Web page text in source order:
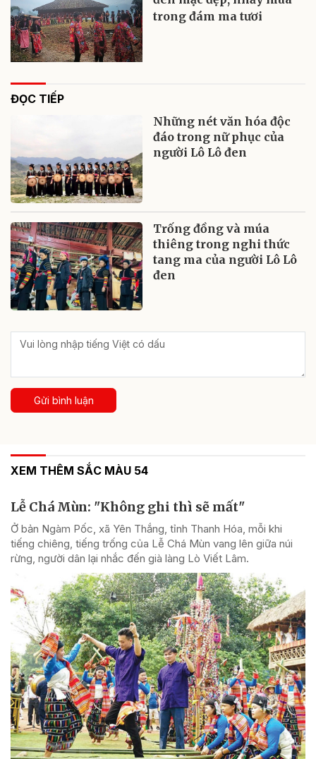
trong đám ma tươi
ĐỌC TIẾP
Những nét văn hóa độc
đáo trong nữ phục của
người Lô Lô đen
Trống đồng và múa
thiêng trong nghi thức
tang ma của người Lô Lô
đen
Gửi bình luận
XEM THÊM SẮC MÀU 54
Lễ Chá Mùn: "Không ghi thì sẽ mất"
Ở bản Ngàm Pốc, xã Yên Thắng, tỉnh Thanh Hóa, mỗi khi
tiếng chiêng, tiếng trống của Lễ Chá Mùn vang lên giữa núi
rừng, người dân lại nhắc đến già làng Lò Viết Lâm.